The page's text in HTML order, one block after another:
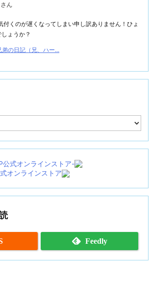
ん
付くのが遅くなってしまい申し訳ありません！ひょ
ょうか？
の日記（兄、ハー...
Feedly